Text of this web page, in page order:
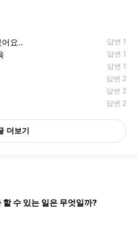
요.. 답변 1
답변 1
답변 1
답변 2
답변 2
답변 2
더보기
할 수 있는 일은 무엇일까?